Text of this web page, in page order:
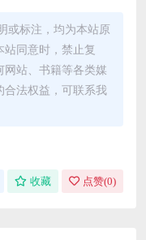
或标注，均为本站原
同意时，禁止复
站、书籍等各类媒
法权益，可联系我
收藏 点赞(0)